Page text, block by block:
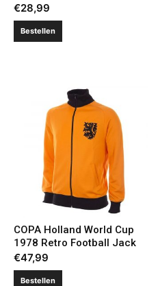
€28,99
Bestellen
COPA Holland World Cup
1978 Retro Football Jack
€47,99
Bestellen